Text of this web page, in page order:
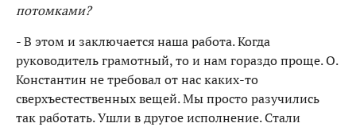
потомками?
- В этом и заключается наша работа. Когда
руководитель грамотный, то и нам гораздо проще. О.
Константин не требовал от нас каких-то
сверхъестественных вещей. Мы просто разучились
так работать. Ушли в другое исполнение. Стали